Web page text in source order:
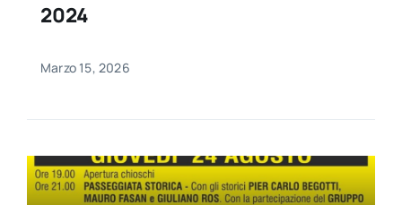
2024
Marzo 15, 2026